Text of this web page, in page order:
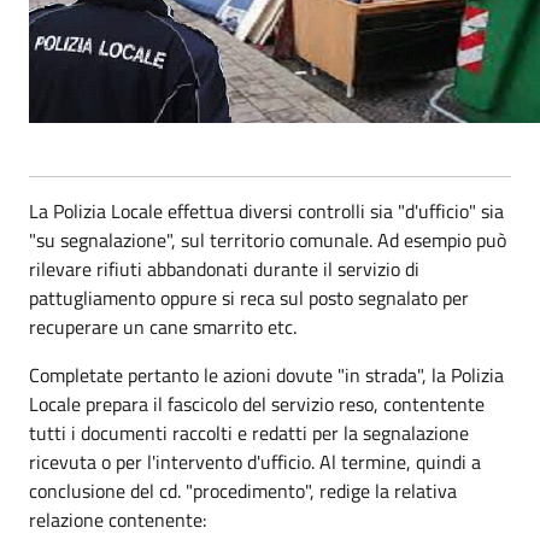
La Polizia Locale effettua diversi controlli sia "d'ufficio" sia
"su segnalazione", sul territorio comunale. Ad esempio può
rilevare rifiuti abbandonati durante il servizio di
pattugliamento oppure si reca sul posto segnalato per
recuperare un cane smarrito etc.
Completate pertanto le azioni dovute "in strada", la Polizia
Locale prepara il fascicolo del servizio reso, contentente
tutti i documenti raccolti e redatti per la segnalazione
ricevuta o per l'intervento d'ufficio. Al termine, quindi a
conclusione del cd. "procedimento", redige la relativa
relazione contenente: